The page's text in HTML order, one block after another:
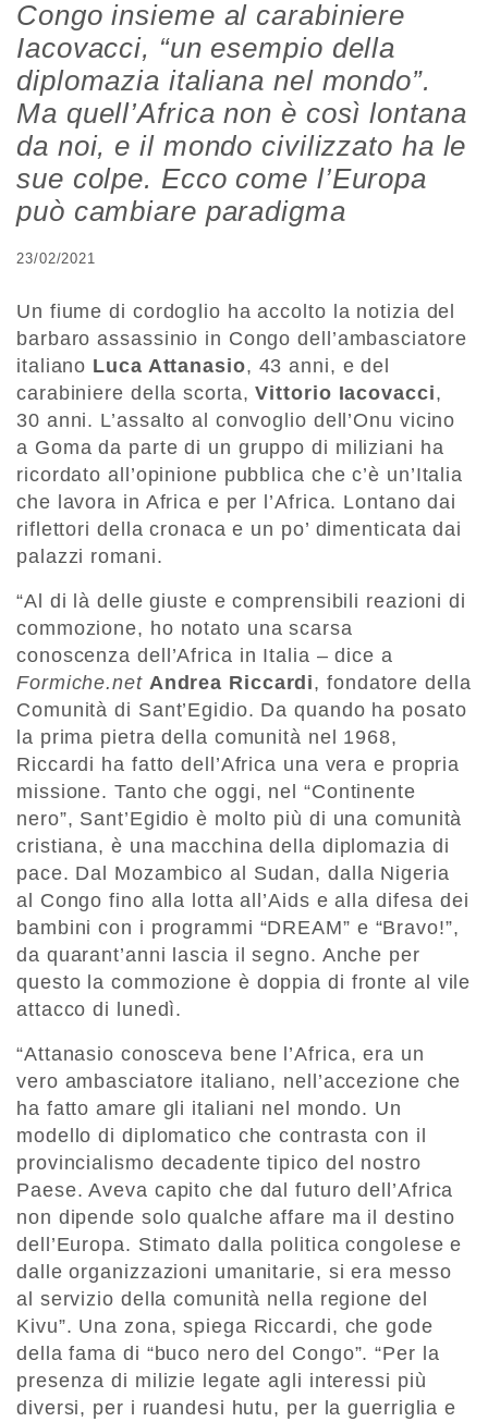
Congo insieme al carabiniere
Iacovacci, “un esempio della
diplomazia italiana nel mondo”.
Ma quell’Africa non è così lontana
da noi, e il mondo civilizzato ha le
sue colpe. Ecco come l’Europa
può cambiare paradigma
23/02/2021
Un fiume di cordoglio ha accolto la notizia del
barbaro assassinio in Congo dell’ambasciatore
italiano Luca Attanasio, 43 anni, e del
carabiniere della scorta,Vittorio Iacovacci,
30 anni. L’assalto al convoglio dell’Onu vicino
a Goma da parte di un gruppo di miliziani ha
ricordato all’opinione pubblica che c’è un’Italia
che lavora in Africa e per l’Africa. Lontano dai
riflettori della cronaca e un po’ dimenticata dai
palazzi romani.
“Al di là delle giuste e comprensibili reazioni di
commozione, ho notato una scarsa
conoscenza dell’Africa in Italia – dice a
Formiche.net Andrea Riccardi, fondatore della
Comunità di Sant’Egidio. Da quando ha posato
la prima pietra della comunità nel 1968,
Riccardi ha fatto dell’Africa una vera e propria
missione. Tanto che oggi, nel “Continente
nero”, Sant’Egidio è molto più di una comunità
cristiana, è una macchina della diplomazia di
pace. Dal Mozambico al Sudan, dalla Nigeria
al Congo fino alla lotta all’Aids e alla difesa dei
bambini con i programmi “DREAM” e “Bravo!”,
da quarant’anni lascia il segno. Anche per
questo la commozione è doppia di fronte al vile
attacco di lunedì.
“Attanasio conosceva bene l’Africa, era un
vero ambasciatore italiano, nell’accezione che
ha fatto amare gli italiani nel mondo. Un
modello di diplomatico che contrasta con il
provincialismo decadente tipico del nostro
Paese. Aveva capito che dal futuro dell’Africa
non dipende solo qualche affare ma il destino
dell’Europa. Stimato dalla politica congolese e
dalle organizzazioni umanitarie, si era messo
al servizio della comunità nella regione del
Kivu”. Una zona, spiega Riccardi, che gode
della fama di “buco nero del Congo”. “Per la
presenza di milizie legate agli interessi più
diversi, per i ruandesi hutu, per la guerriglia e